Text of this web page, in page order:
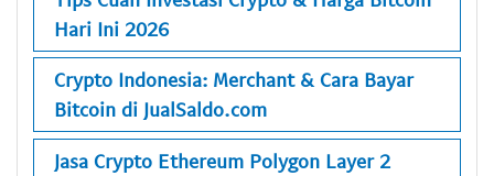
Hari Ini 2026
Crypto Indonesia: Merchant & Cara Bayar
Bitcoin di JualSaldo.com
Jasa Crypto Ethereum Polygon Layer 2